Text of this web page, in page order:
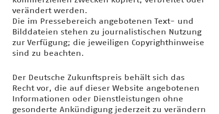
verändert werden.
Die im Pressebereich angebotenen Text- und
Bilddateien stehen zu journalistischen Nutzung
zur Verfügung; die jeweiligen Copyrighthinweise
sind zu beachten.
Der Deutsche Zukunftspreis behält sich das
Recht vor, die auf dieser Website angebotenen
Informationen oder Dienstleistungen ohne
gesonderte Ankündigung jederzeit zu verändern